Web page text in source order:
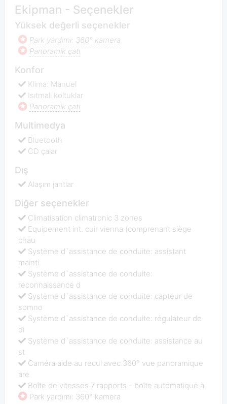
Ekipman - Seçenekler
Yüksek değerli seçenekler
Park yardımı: 360° kamera
Panoramik çatı
Konfor
Klima: Manuel
Isıtmalı koltuklar
Panoramik çatı
Multimedya
Bluetooth
CD çalar
Dış
Alaşım jantlar
Diğer seçenekler
Climatisation climatronic 3 zones
Equipement int. cuir vienna (comprenant siège
chau
Système d`assistance de conduite: assistant
mainti
Système d`assistance de conduite:
reconnaissance d
Système d`assistance de conduite: capteur de
somno
Système d`assistance de conduite: régulateur de
di
Système d`assistance de conduite: assistance au
st
Caméra aide au recul avec 360° vue panoramique
are
Boîte de vitesses 7 rapports - boîte automatique à
Park yardımı: 360° kamera